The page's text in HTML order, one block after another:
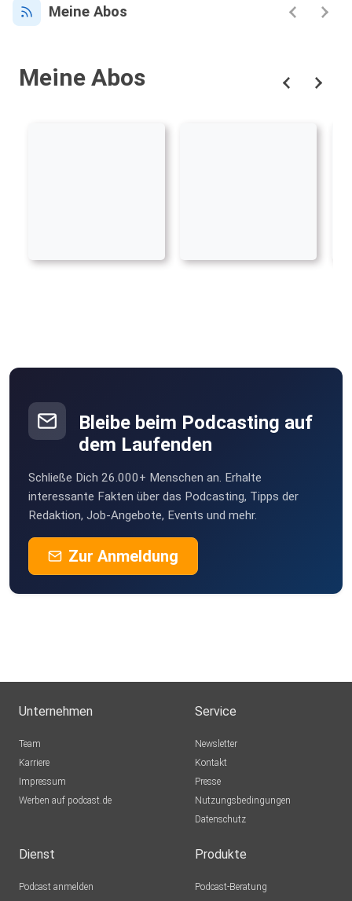
Meine Abos
Meine Abos
Bleibe beim Podcasting auf
dem Laufenden
Schließe Dich 26.000+ Menschen an. Erhalte
interessante Fakten über das Podcasting, Tipps der
Redaktion, Job-Angebote, Events und mehr.
Zur Anmeldung
Unternehmen
Team
Karriere
Impressum
Werben auf podcast.de
Service
Newsletter
Kontakt
Presse
Nutzungsbedingungen
Datenschutz
Dienst
Podcast anmelden
Produkte
Podcast-Beratung